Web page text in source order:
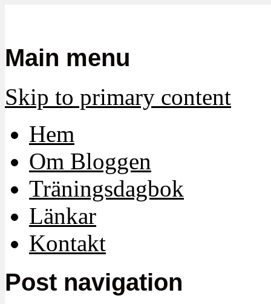
Main menu
Skip to primary content
Hem
Om Bloggen
Träningsdagbok
Länkar
Kontakt
Post navigation